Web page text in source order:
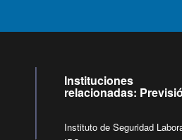
Instituciones
relacionadas:
Instituto de Seguridad